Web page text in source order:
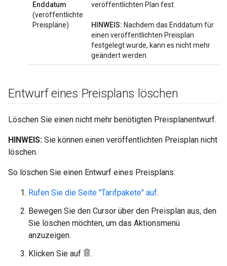
Enddatum
(veröffentlichte
Preispläne)
veröffentlichten Plan fest.
HINWEIS: Nachdem das Enddatum für
einen veröffentlichten Preisplan
festgelegt wurde, kann es nicht mehr
geändert werden.
Entwurf eines Preisplans löschen
Löschen Sie einen nicht mehr benötigten Preisplanentwurf.
HINWEIS: Sie können einen veröffentlichten Preisplan nicht
löschen.
So löschen Sie einen Entwurf eines Preisplans:
Rufen Sie die Seite "Tarifpakete" auf.
Bewegen Sie den Cursor über den Preisplan aus, den
Sie löschen möchten, um das Aktionsmenü
anzuzeigen.
Klicken Sie auf
.